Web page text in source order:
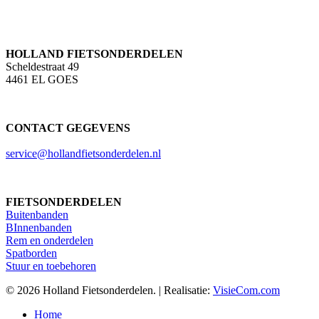
HOLLAND FIETSONDERDELEN
Scheldestraat 49
4461 EL GOES
CONTACT GEGEVENS
service@hollandfietsonderdelen.nl
FIETSONDERDELEN
Buitenbanden
BInnenbanden
Rem en onderdelen
Spatborden
Stuur en toebehoren
© 2026 Holland Fietsonderdelen. | Realisatie: VisieCom.com
Close
Home